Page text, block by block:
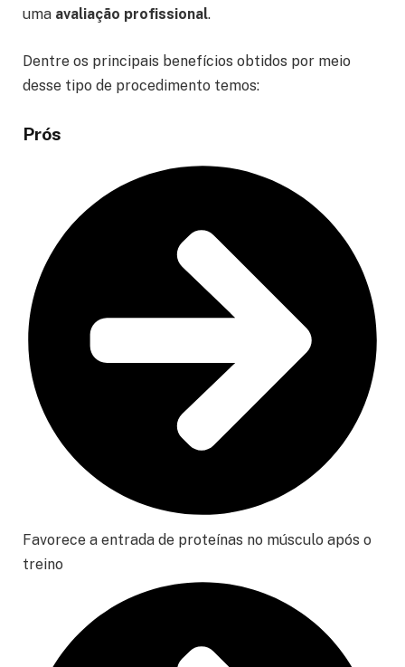
uma avaliação profissional.
Dentre os principais benefícios obtidos por meio
desse tipo de procedimento temos:
Prós
Favorece a entrada de proteínas no músculo após o
treino